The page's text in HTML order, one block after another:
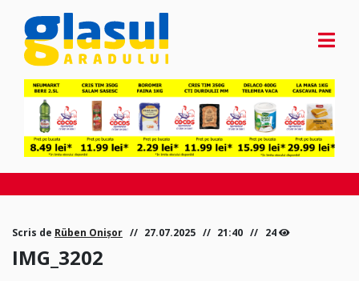
Scris de Rüben Onișor 27.07.2025 21:40 24
IMG_3202